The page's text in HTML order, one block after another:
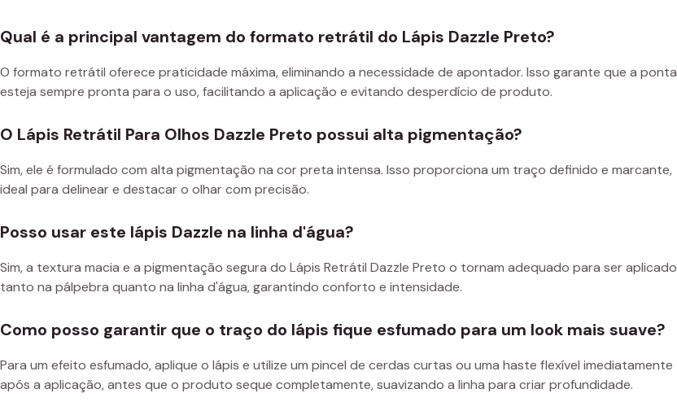
Qual é a principal vantagem do formato retrátil do Lápis Dazzle Preto?
O formato retrátil oferece praticidade máxima, eliminando a necessidade de apontador. Isso garante que a ponta
esteja sempre pronta para o uso, facilitando a aplicação e evitando desperdício de produto.
O Lápis Retrátil Para Olhos Dazzle Preto possui alta pigmentação?
Sim, ele é formulado com alta pigmentação na cor preta intensa. Isso proporciona um traço definido e marcante,
ideal para delinear e destacar o olhar com precisão.
Posso usar este lápis Dazzle na linha d'água?
Sim, a textura macia e a pigmentação segura do Lápis Retrátil Dazzle Preto o tornam adequado para ser aplicado
tanto na pálpebra quanto na linha d'água, garantindo conforto e intensidade.
Como posso garantir que o traço do lápis fique esfumado para um look mais suave?
Para um efeito esfumado, aplique o lápis e utilize um pincel de cerdas curtas ou uma haste flexível imediatamente
após a aplicação, antes que o produto seque completamente, suavizando a linha para criar profundidade.